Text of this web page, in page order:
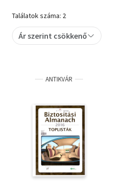
Művészet
Szakkönyv
Tankönyv, segédkönyv
Társadalomtudomány
Természettudomány
Történelem
Találatok száma: 2
Ár szerint csökkenő
ANTIKVÁR